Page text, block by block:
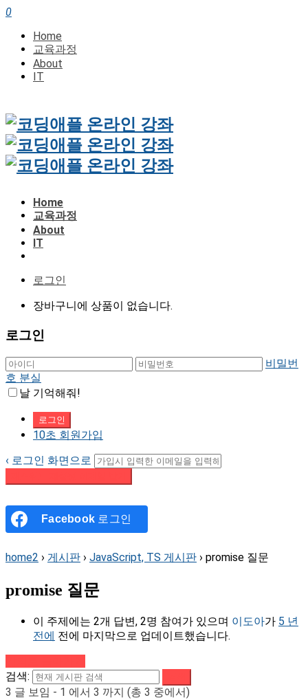
0
Home
교육과정
About
IT
Home
교육과정
About
IT
로그인
장바구니에 상품이 없습니다.
로그인
비밀번
호 분실
날 기억해줘!
10초 회원가입
‹ 로그인 화면으로
Facebook 로그인
home2 › 게시판 › JavaScript, TS 게시판 › promise 질문
promise 질문
이 주제에는 2개 답변, 2명 참여가 있으며 이도아가 5 년
전에 전에 마지막으로 업데이트했습니다.
검색:
3 글 보임 - 1 에서 3 까지 (총 3 중에서)